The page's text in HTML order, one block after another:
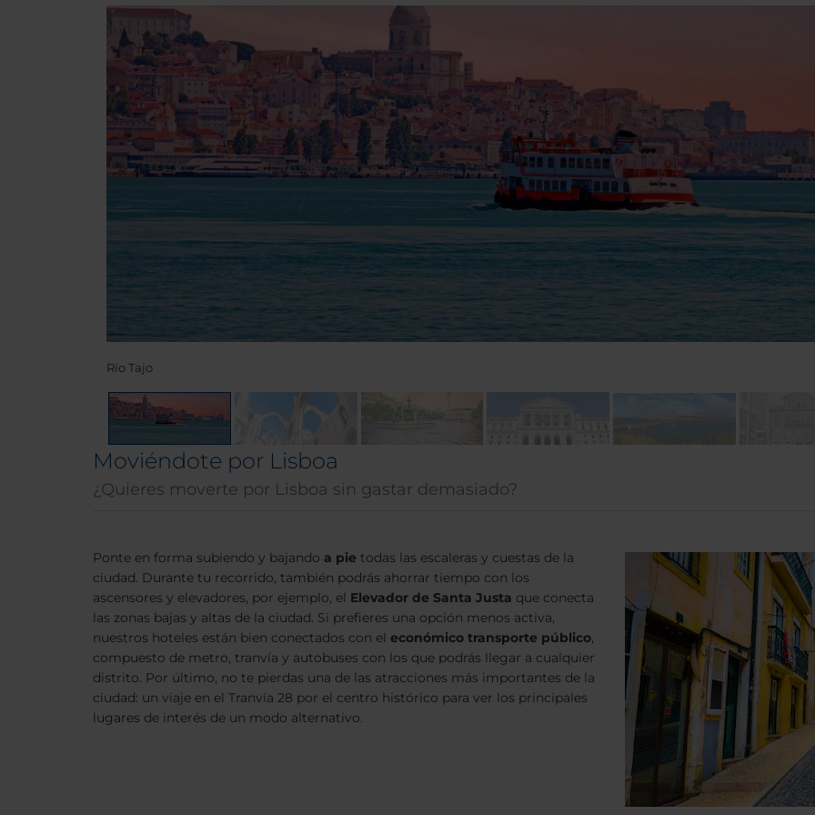
Río Tajo
Moviéndote por Lisboa
¿Quieres moverte por Lisboa sin gastar demasiado?
Ponte en forma subiendo y bajando a pie todas las escaleras y cuestas de la
ciudad. Durante tu recorrido, también podrás ahorrar tiempo con los
ascensores y elevadores, por ejemplo, el Elevador de Santa Justa que conecta
las zonas bajas y altas de la ciudad. Si prefieres una opción menos activa,
nuestros hoteles están bien conectados con el económico transporte público,
compuesto de metro, tranvía y autobuses con los que podrás llegar a cualquier
distrito. Por último, no te pierdas una de las atracciones más importantes de la
ciudad: un viaje en el Tranvía 28 por el centro histórico para ver los principales
lugares de interés de un modo alternativo.